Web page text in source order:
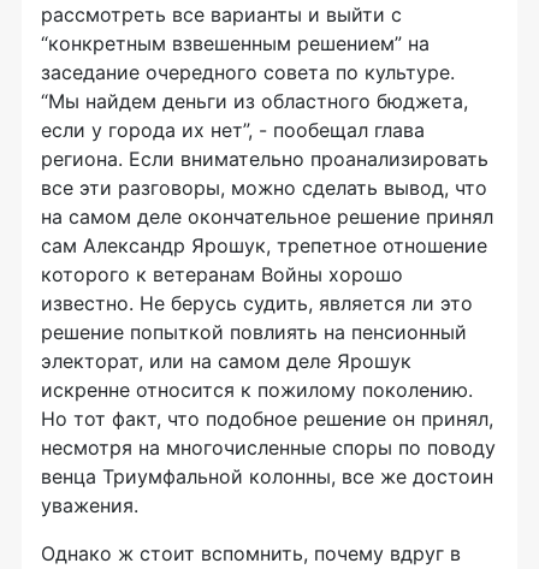
рассмотреть все варианты и выйти с
“конкретным взвешенным решением” на
заседание очередного совета по культуре.
“Мы найдем деньги из областного бюджета,
если у города их нет”, - пообещал глава
региона. Если внимательно проанализировать
все эти разговоры, можно сделать вывод, что
на самом деле окончательное решение принял
сам Александр Ярошук, трепетное отношение
которого к ветеранам Войны хорошо
известно. Не берусь судить, является ли это
решение попыткой повлиять на пенсионный
электорат, или на самом деле Ярошук
искренне относится к пожилому поколению.
Но тот факт, что подобное решение он принял,
несмотря на многочисленные споры по поводу
венца Триумфальной колонны, все же достоин
уважения.
Однако ж стоит вспомнить, почему вдруг в